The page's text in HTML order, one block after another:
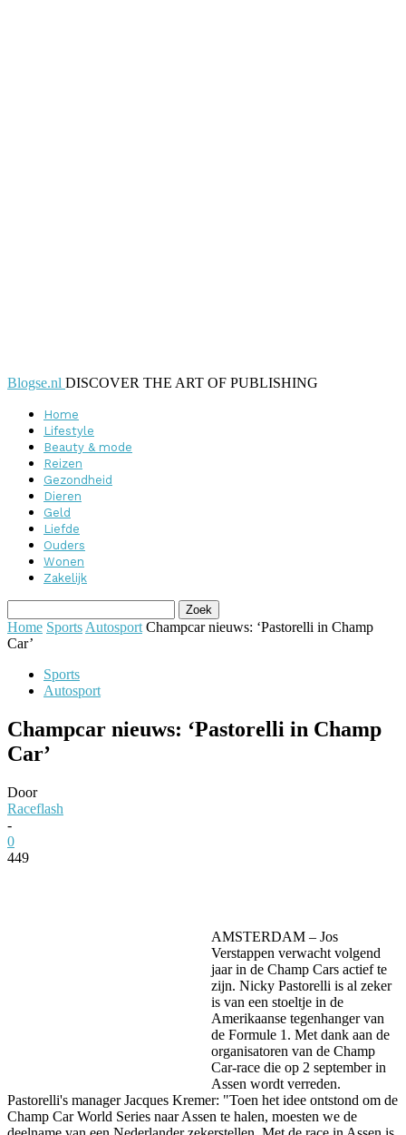
Blogse.nl DISCOVER THE ART OF PUBLISHING
Home
Lifestyle
Beauty & mode
Reizen
Gezondheid
Dieren
Geld
Liefde
Ouders
Wonen
Zakelijk
Home Sports Autosport Champcar nieuws: ‘Pastorelli in Champ
Car’
Sports
Autosport
Champcar nieuws: ‘Pastorelli in Champ
Car’
Door
Raceflash
-
0
449
AMSTERDAM – Jos
Verstappen verwacht volgend
jaar in de Champ Cars actief te
zijn. Nicky Pastorelli is al zeker
is van een stoeltje in de
Amerikaanse tegenhanger van
de Formule 1. Met dank aan de
organisatoren van de Champ
Car-race die op 2 september in
Assen wordt verreden.
Pastorelli's manager Jacques Kremer: "Toen het idee ontstond om de
Champ Car World Series naar Assen te halen, moesten we de